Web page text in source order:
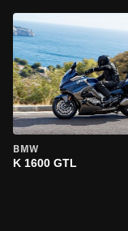
BMW
K 1600 GTL